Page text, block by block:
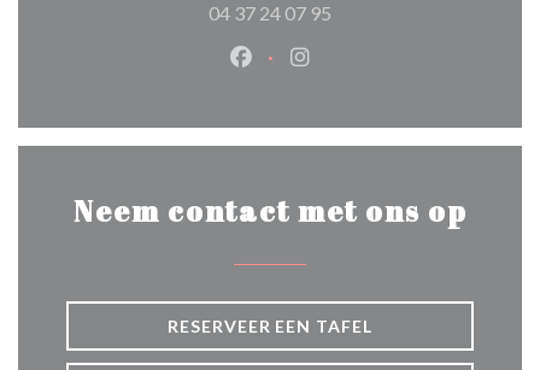
04 37 24 07 95
Facebook ((opent in een nieuw
Instagram ((opent in een
Neem contact met ons op
RESERVEER EEN TAFEL